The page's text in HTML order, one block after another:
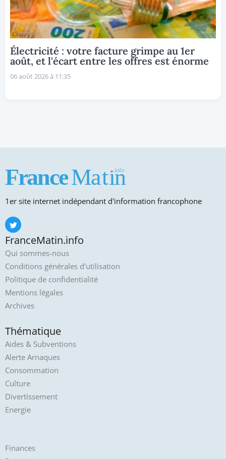
Électricité : votre facture grimpe au 1er
août, et l'écart entre les offres est énorme
06 août 2026 à 11:35
1er site internet indépendant d'information francophone
FranceMatin.info
Qui sommes-nous
Conditions générales d'utilisation
Politique de confidentialité
Mentions légales
Archives
Thématique
Aides & Subventions
Alerte Arnaques
Consommation
Culture
Divertissement
Energie
Finances